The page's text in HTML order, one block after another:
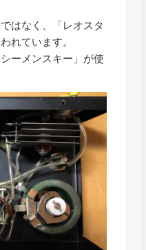
はなく、「レオスタ
れています。
ーメンスキー」が使